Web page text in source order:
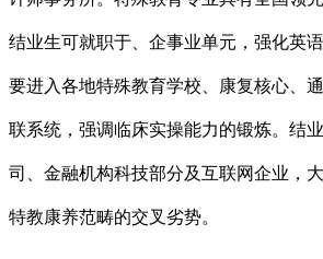
结业生可就职于、企事业单元，强化英
要进入各地特殊教育学校、康复核心、
联系统，强调临床实操能力的锻炼。结
司、金融机构科技部分及互联网企业，
特教康养范畴的交叉劣势。